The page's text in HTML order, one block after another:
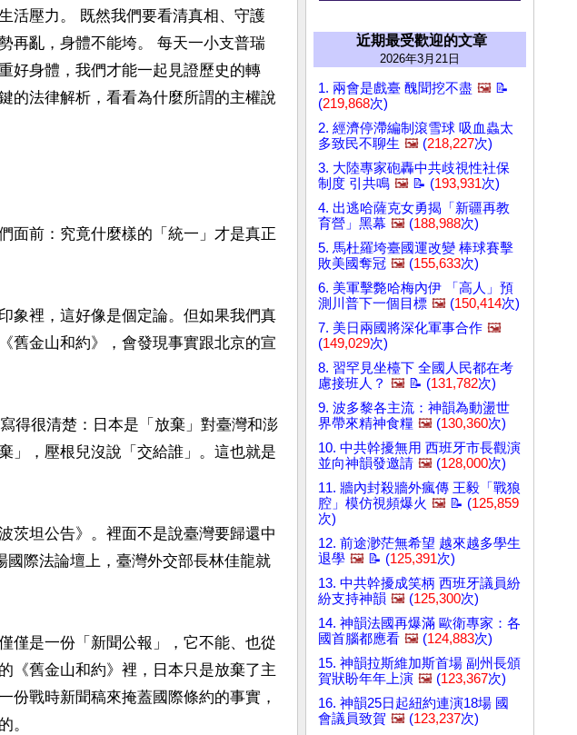
活壓力。 既然我們要看清真相、守護
再亂，身體不能垮。 每天一小支普瑞
好身體，我們才能一起見證歷史的轉
法律解析，看看為什麼所謂的主權說
面前：究竟什麼樣的「統一」才是真正
象裡，這好像是個定論。但如果我們真
舊金山和約》，會發現事實跟北京的宣
得很清楚：日本是「放棄」對臺灣和澎
，壓根兒沒說「交給誰」。這也就是
茨坦公告》。裡面不是說臺灣要歸還中
國際法論壇上，臺灣外交部長林佳龍就
僅是一份「新聞公報」，它不能、也從
《舊金山和約》裡，日本只是放棄了主
份戰時新聞稿來掩蓋國際條約的事實，
。
近期最受歡迎的文章
2026年3月21日
1. 兩會是戲臺 醜聞挖不盡 🖼️ 📝
(219,868次)
2. 經濟停滯編制滾雪球 吸血蟲太
多致民不聊生 🖼️ (218,227次)
3. 大陸專家砲轟中共歧視性社保
制度 引共鳴 🖼️ 📝 (193,931次)
4. 出逃哈薩克女勇揭「新疆再教
育營」黑幕 🖼️ (188,988次)
5. 馬杜羅垮臺國運改變 棒球賽擊
敗美國奪冠 🖼️ (155,633次)
6. 美軍擊斃哈梅內伊 「高人」預
測川普下一個目標 🖼️ (150,414次)
7. 美日兩國將深化軍事合作 🖼️
(149,029次)
8. 習罕見坐檯下 全國人民都在考
慮接班人？ 🖼️ 📝 (131,782次)
9. 波多黎各主流：神韻為動盪世
界帶來精神食糧 🖼️ (130,360次)
10. 中共幹擾無用 西班牙市長觀演
並向神韻發邀請 🖼️ (128,000次)
11. 牆內封殺牆外瘋傳 王毅「戰狼
腔」模仿視頻爆火 🖼️ 📝 (125,859
次)
12. 前途渺茫無希望 越來越多學生
退學 🖼️ 📝 (125,391次)
13. 中共幹擾成笑柄 西班牙議員紛
紛支持神韻 🖼️ (125,300次)
14. 神韻法國再爆滿 歐衛專家：各
國首腦都應看 🖼️ (124,883次)
15. 神韻拉斯維加斯首場 副州長頒
賀狀盼年年上演 🖼️ (123,367次)
16. 神韻25日起紐約連演18場 國
會議員致賀 🖼️ (123,237次)